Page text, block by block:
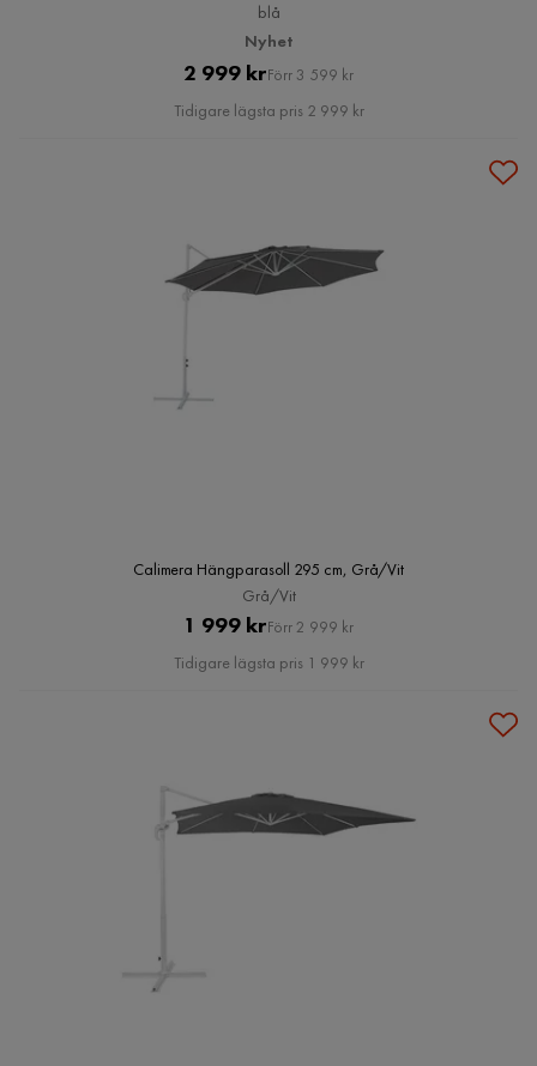
blå
Nyhet
Pris
2 999 krOriginal
Pris
Förr 3 599 kr
Tidigare lägsta pris 2 999 kr
Calimera Hängparasoll 295 cm, Grå/Vit
Grå/Vit
Pris
1 999 krOriginal
Pris
Förr 2 999 kr
Tidigare lägsta pris 1 999 kr